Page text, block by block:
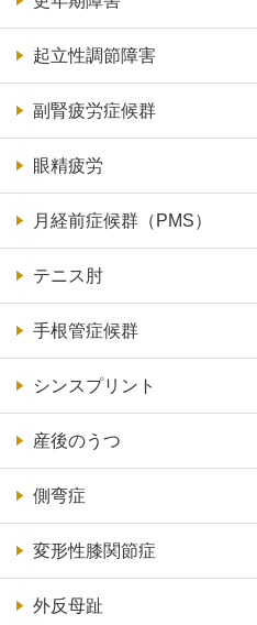
起立性調節障害
副腎疲労症候群
眼精疲労
月経前症候群（PMS）
テニス肘
手根管症候群
シンスプリント
産後のうつ
側弯症
変形性膝関節症
外反母趾